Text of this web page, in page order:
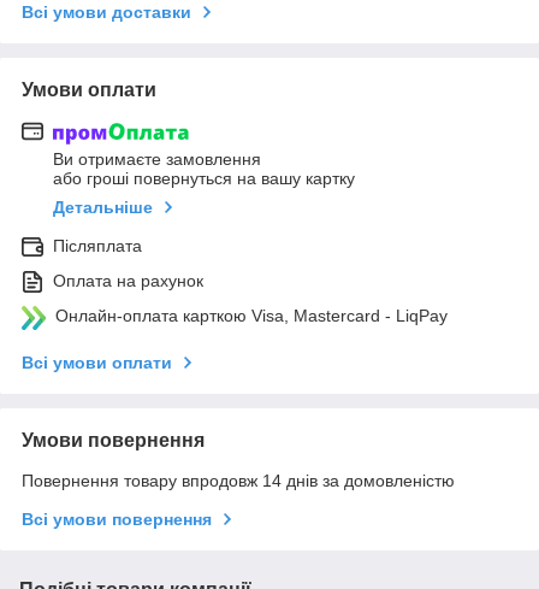
Всі умови доставки
Умови оплати
Ви отримаєте замовлення
або гроші повернуться на вашу картку
Детальніше
Післяплата
Оплата на рахунок
Онлайн-оплата карткою Visa, Mastercard - LiqPay
Всі умови оплати
Умови повернення
Повернення товару впродовж 14 днів за домовленістю
Всі умови повернення